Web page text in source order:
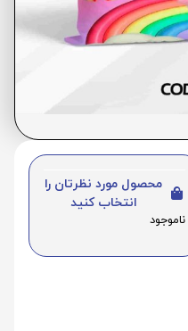
محصول مورد نظرتان را
انتخاب کنید
ناموجود